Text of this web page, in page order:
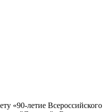
«90-летие Всероссийского